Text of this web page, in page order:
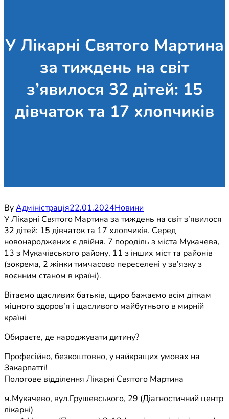
У Лікарні Святого Мартина
за тиждень на світ
з’явилося 32 дітей: 15
дівчаток та 17 хлопчиків
ByАдміністрація22.01.2024Новини
У Лікарні Святого Мартина за тиждень на світ з’явилося
32 дітей: 15 дівчаток та 17 хлопчиків. Серед
новонароджених є двійня. 7 породіль з міста Мукачева,
13 з Мукачівського району, 11 з інших міст та районів
(зокрема, 2 жінки тимчасово переселені у зв’язку з
воєнним станом в країні).
Вітаємо щасливих батьків, щиро бажаємо всім діткам
міцного здоров’я і щасливого майбутнього в мирній
країні
Обираєте, де народжувати дитину?
Професійно, безкоштовно, у найкращих умовах на
Закарпатті!
Пологове відділення Лікарні Святого Мартина
м.Мукачево, вул.Грушевського, 29 (Діагностичний центр
лікарні)